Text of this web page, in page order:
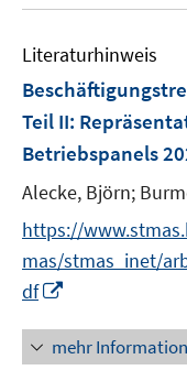
Literaturhinweis
Teil II:
Betriebspanels
Alecke, Björn;
https://
mas/stmas_inet/
df
n
e
mehr